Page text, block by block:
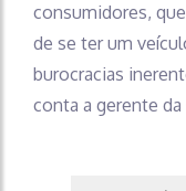
consumidores,
de se ter um
burocracias
conta a gerente da